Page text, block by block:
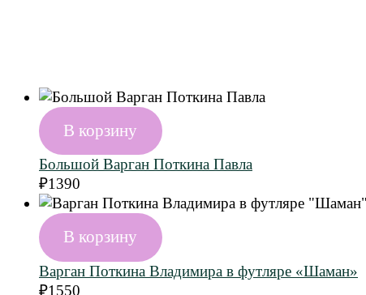
В корзину
Большой Варган Поткина Павла
₽1390
В корзину
Варган Поткина Владимира в футляре «Шаман»
₽1550